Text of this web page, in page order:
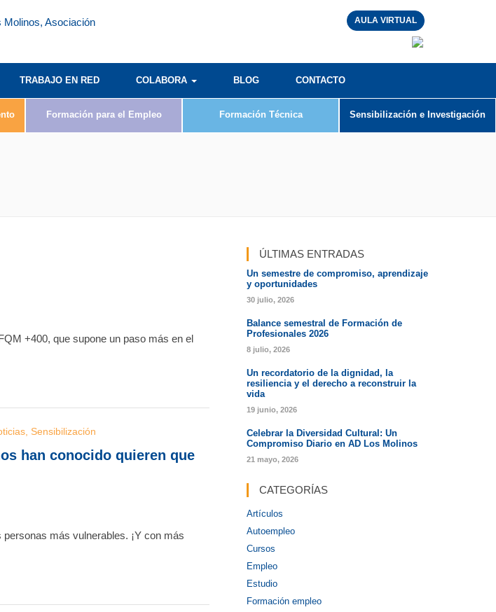
AULA VIRTUAL
TRABAJO EN RED COLABORA BLOG CONTACTO
Formación para el Empleo Formación Técnica Sensibilización e Investigación
+400, que supone un paso más en el
Sensibilización
han conocido quieren que
más vulnerables. ¡Y con más
ÚLTIMAS ENTRADAS
Un semestre de compromiso, aprendizaje
y oportunidades
30 julio, 2026
Balance semestral de Formación de
Profesionales 2026
8 julio, 2026
Un recordatorio de la dignidad, la
resiliencia y el derecho a reconstruir la
vida
19 junio, 2026
Celebrar la Diversidad Cultural: Un
Compromiso Diario en AD Los Molinos
21 mayo, 2026
CATEGORÍAS
Artículos
Autoempleo
Cursos
Empleo
Estudio
Formación empleo